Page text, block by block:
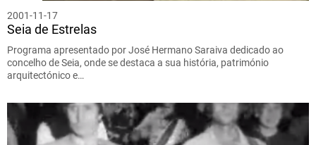
2001-11-17
Seia de Estrelas
Programa apresentado por José Hermano Saraiva dedicado ao
concelho de Seia, onde se destaca a sua história, património
arquitectónico e…